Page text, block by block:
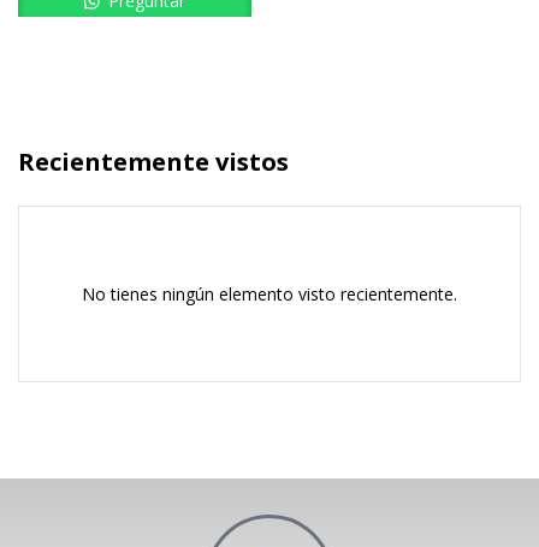
Recientemente vistos
No tienes ningún elemento visto recientemente.